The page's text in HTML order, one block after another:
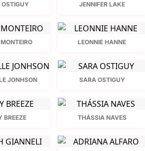
JENNIFER LAKE
LEONNIE HANNE
JONHSON SARA OSTIGUY
BREEZE THÁSSIA NAVES